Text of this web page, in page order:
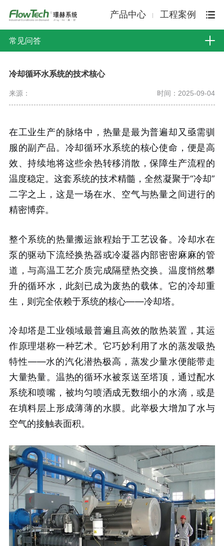
产品中心 工程案例
常见问答
冷却循环水系统的技术核心
来源： 时间：2025-09-04
在工业生产的脉络中，热量是最为普遍却又亟需驯
服的副产品。冷却循环水系统的核心使命，便是高
效、持续地将这些余热转移消散，保障生产流程的
温度稳定。这套系统的技术精髓，全然凝聚于“冷却”
二字之上，这是一场在水、空气与热量之间进行的
精密博弈。
整个系统的热量搬运旅程始于工艺设备。冷却水在
泵的驱动下流经换热器或冷凝器内部密密麻麻的管
道，与高温工艺介质完成隔壁热交换。温度悄然攀
升的循环水，此刻已成为废热的载体。它的冷却重
生，则完全依赖于系统的核心——冷却塔。
冷却塔是工业领域最普遍且高效的散热装置，其运
作原理堪称一种艺术。它巧妙利用了水的蒸发吸热
特性——水的汽化潜热极高，蒸发少量水便能带走
大量热量。温热的循环水被泵送至塔顶，通过配水
系统和喷嘴，被均匀喷洒成无数细小的水滴，或是
在填料层上形成薄薄的水膜。此举极大增加了水与
空气的接触表面积。